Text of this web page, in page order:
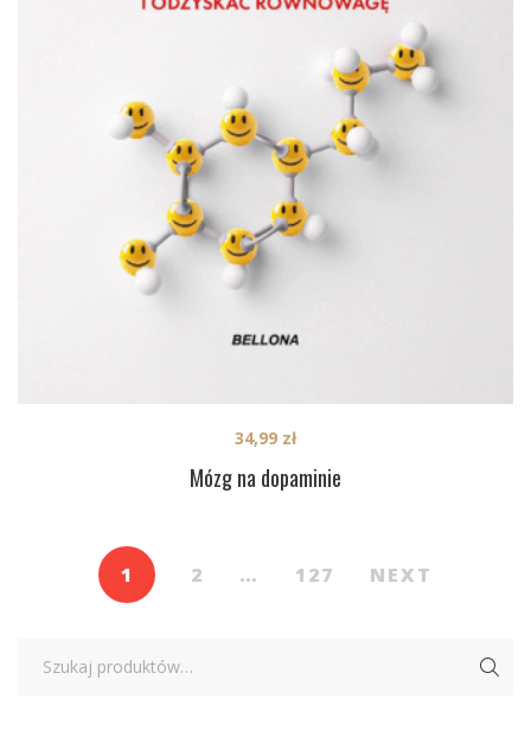
Mózg na dopaminie
34,99 zł
1 2 … 127 NEXT